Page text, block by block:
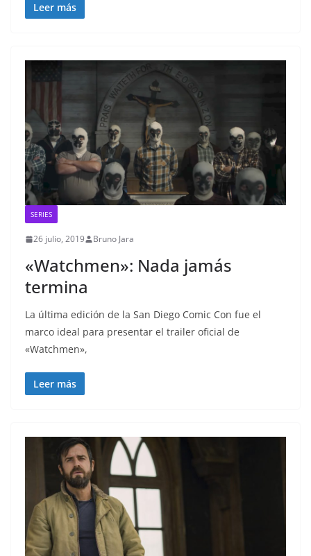
Leer más
SERIES
26 julio, 2019 Bruno Jara
«Watchmen»: Nada jamás
termina
La última edición de la San Diego Comic Con fue el
marco ideal para presentar el trailer oficial de
«Watchmen»,
Leer más